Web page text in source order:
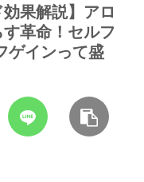
効果解説】アロ
革命！セルフ
ゲインって盛